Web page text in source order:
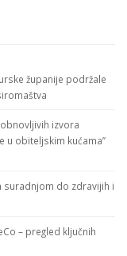
županije podržale
izvora
u obiteljskim kućama”
suradnjom do zdravijih i
– pregled ključnih